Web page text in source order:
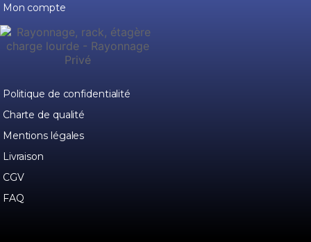
Mon compte
Politique de confidentialité
Charte de qualité
Mentions légales
Livraison
CGV
FAQ